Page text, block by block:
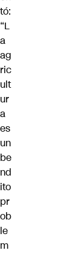
tó:
“L
a
ag
ric
ult
ur
a
es
un
be
nd
ito
pr
ob
le
m